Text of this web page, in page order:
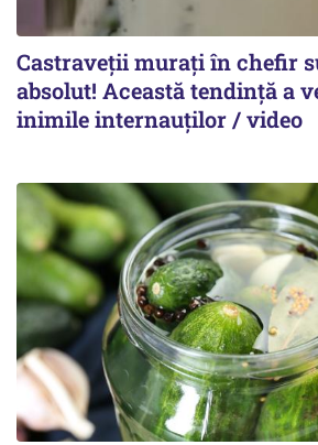
Castraveții murați în chefir
absolut! Această tendință a
inimile internauților / video